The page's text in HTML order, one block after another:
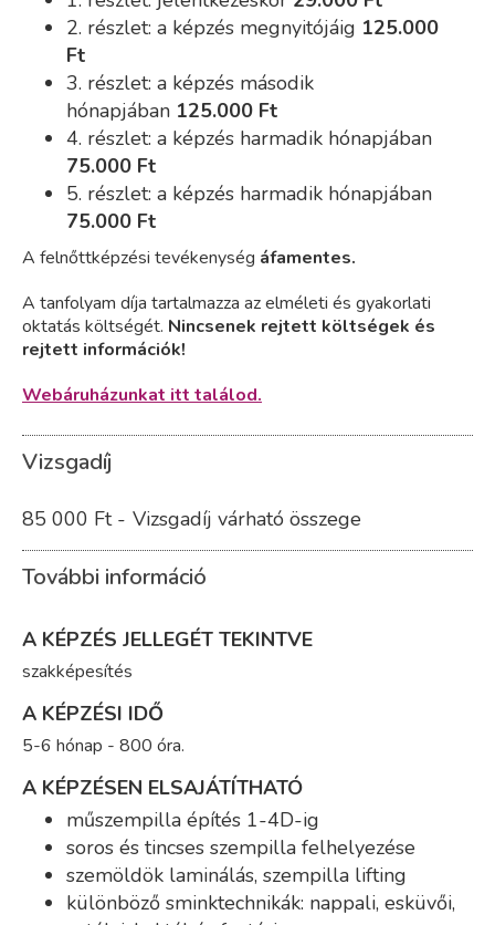
2. részlet: a képzés megnyitójáig 125.000
Ft
3. részlet: a képzés második
hónapjában 125.000 Ft
4. részlet: a képzés harmadik hónapjában
75.000 Ft
5. részlet: a képzés harmadik hónapjában
75.000 Ft
A felnőttképzési tevékenység áfamentes.
A tanfolyam díja tartalmazza az elméleti és gyakorlati
oktatás költségét. Nincsenek rejtett költségek és
rejtett információk!
Webáruházunkat itt találod.
Vizsgadíj
85 000 Ft - Vizsgadíj várható összege
További információ
A KÉPZÉS JELLEGÉT TEKINTVE
szakképesítés
A KÉPZÉSI IDŐ
5-6 hónap - 800 óra.
A KÉPZÉSEN ELSAJÁTÍTHATÓ
műszempilla építés 1-4D-ig
soros és tincses szempilla felhelyezése
szemöldök laminálás, szempilla lifting
különböző sminktechnikák: nappali, esküvői,